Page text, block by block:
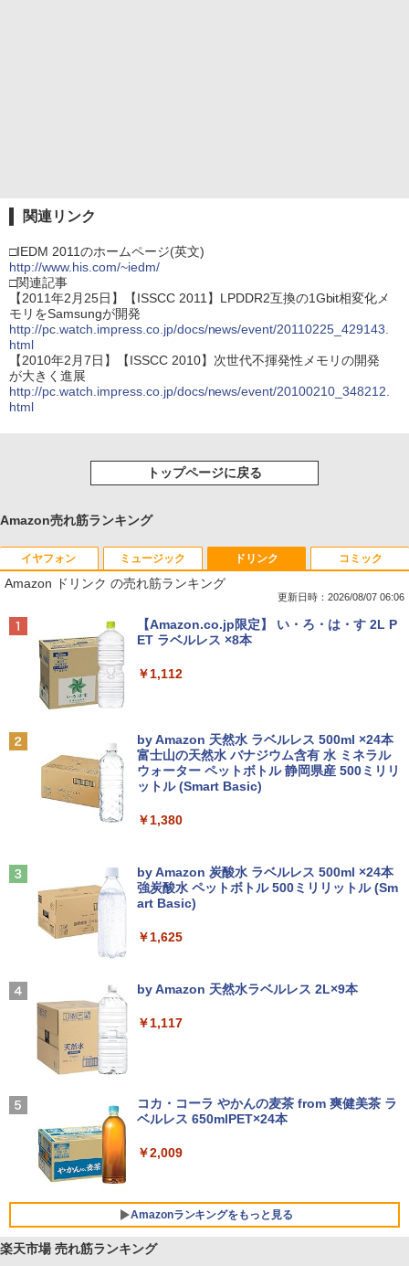
関連リンク
□IEDM 2011のホームページ(英文)
http://www.his.com/~iedm/
□関連記事
【2011年2月25日】【ISSCC 2011】LPDDR2互換の1Gbit相変化メ
モリをSamsungが開発
http://pc.watch.impress.co.jp/docs/news/event/20110225_429143.
html
【2010年2月7日】【ISSCC 2010】次世代不揮発性メモリの開発
が大きく進展
http://pc.watch.impress.co.jp/docs/news/event/20100210_348212.
html
トップページに戻る
Amazon売れ筋ランキング
イヤフォン
Anker Soundcore P40i オフホワイト
Anker Soundcore P31i ブラック
￥5,990
ラック
￥14,990
レスイヤホン bluetooth イヤホン V12 小型
軽量 ブルートゥースHi-Fi 最大36時間再生 ぶ
るーとゅーす コードレス ENCノイズキャン
セリング 自動ペアリング Type-C充電 マイク
￥1,964
Xiaomi シャオミ REDMI Buds 8 Lite ワイヤ
￥2,980
ミュージック
BRUCE WAYNE feat. Flo Milli, ATL Jacob
[Explicit]
￥250
BRUCE WAYNE feat. Flo Milli, ATL Jacob
[Explicit]
￥250
￥250
￥250
ドリンク
Amazon ドリンク の売れ筋ランキング
更新日時：2026/08/07 06:06
【Amazon.co.jp限定】 い・ろ・は・す 2L P
ET ラベルレス ×8本
￥1,112
by Amazon 天然水 ラベルレス 500ml ×24本
富士山の天然水 バナジウム含有 水 ミネラル
ウォーター ペットボトル 静岡県産 500ミリリ
ットル (Smart Basic)
￥1,380
by Amazon 炭酸水 ラベルレス 500ml ×24本
強炭酸水 ペットボトル 500ミリリットル (Sm
art Basic)
￥1,625
by Amazon 天然水ラベルレス 2L×9本
￥1,117
コカ・コーラ やかんの麦茶 from 爽健美茶 ラ
ベルレス 650mlPET×24本
￥2,009
Amazonランキングをもっと見る
コミック
楽天市場 売れ筋ランキング